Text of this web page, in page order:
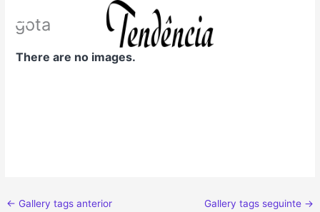
para
conteúdo
gota
There are no images.
← Gallery tags anterior Gallery tags seguinte →